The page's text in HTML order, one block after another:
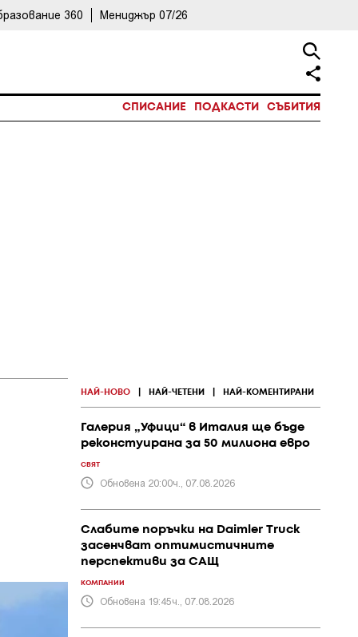
360 Мениджър 07/26
СПИСАНИЕ ПОДКАСТИ СЪБИТИЯ
НАЙ-НОВО НАЙ-ЧЕТЕНИ НАЙ-КОМЕНТИРАНИ
Галерия „Уфици“ в Италия ще бъде
реконстуирана за 50 милиона евро
СВЯТ
Обновена 20:00ч., 07.08.2026
Слабите поръчки на Daimler Truck
засенчват оптимистичните
перспективи за САЩ
КОМПАНИИ
Обновена 19:45ч., 07.08.2026